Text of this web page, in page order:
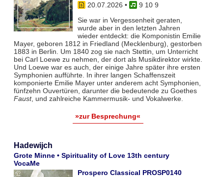
20.07.2026 •
9 10 9
Sie war in Vergessenheit geraten,
wurde aber in den letzten Jahren
wieder entdeckt: die Komponistin Emilie
Mayer, geboren 1812 in Friedland (Mecklenburg), gestorben
1883 in Berlin. Um 1840 zog sie nach Stettin, um Unterricht
bei Carl Loewe zu nehmen, der dort als Musikdirektor wirkte.
Und Loewe war es auch, der einige Jahre später ihre ersten
Symphonien aufführte. In ihrer langen Schaffenszeit
komponierte Emilie Mayer unter anderem acht Symphonien,
fünfzehn Ouvertüren, darunter die bedeutende zu Goethes
Faust, und zahlreiche Kammermusik- und Vokalwerke.
»zur Besprechung«
Hadewijch
Grote Minne • Spirituality of Love 13th century
VocaMe
Prospero Classical PROSP0140